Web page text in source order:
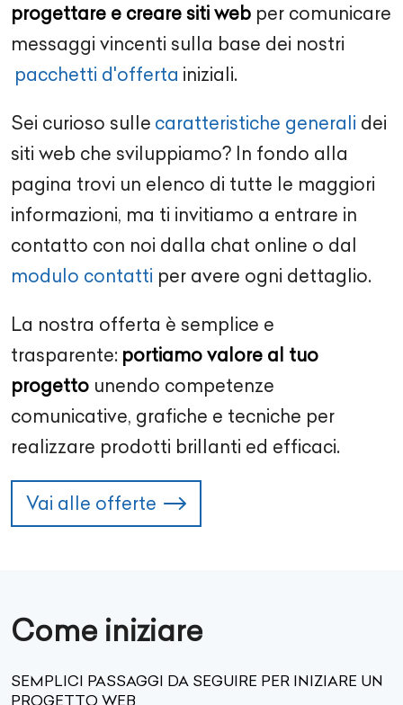
progettare e creare siti web per comunicare
messaggi vincenti sulla base dei nostri
pacchetti d'offerta iniziali.
Sei curioso sulle caratteristiche generali dei
siti web che sviluppiamo? In fondo alla
pagina trovi un elenco di tutte le maggiori
informazioni, ma ti invitiamo a entrare in
contatto con noi dalla chat online o dal
modulo contatti per avere ogni dettaglio.
La nostra offerta è semplice e
trasparente: portiamo valore al tuo
progetto unendo competenze
comunicative, grafiche e tecniche per
realizzare prodotti brillanti ed efficaci.
Vai alle offerte
Come iniziare
SEMPLICI PASSAGGI DA SEGUIRE PER INIZIARE UN
PROGETTO WEB